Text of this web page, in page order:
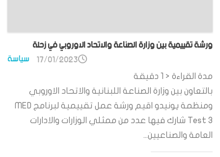
ورشة تقييمية بين وزارة الصناعة والاتحاد الاوروبي في زحلة
سياسة 17/01/2023
مدة القراءة < 1
دقيقة
بالتعاون بين وزارة الصناعة اللبنانية والاتحاد الاوروبي
ومنظمة يونيدو اقيم ورشة عمل تقييمية لبرنامج MED
Test 3 شارك فيها عدد من ممثلي الوزارات والادارات
العامة والصناعيين...